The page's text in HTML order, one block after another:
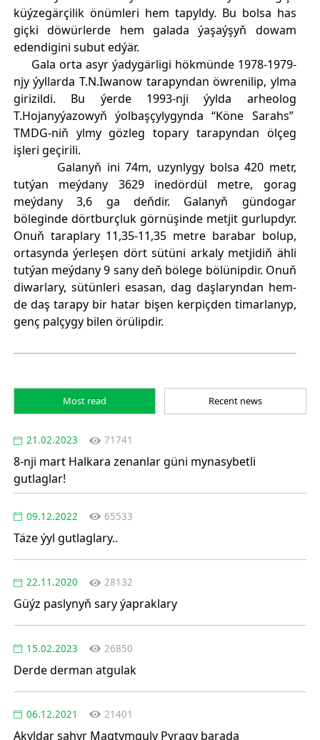
küýzegärçilik önümleri hem tapyldy. Bu bolsa has
giçki döwürlerde hem galada ýaşaýşyň dowam
edendigini subut edýär.
Gala orta asyr ýadygärligi hökmünde 1978-1979-
njy ýyllarda T.N.Iwanow tarapyndan öwrenilip, ylma
girizildi. Bu ýerde 1993-nji ýylda arheolog
T.Hojanyýazowyň ýolbaşçylygynda “Köne Sarahs”
TMDG-niň ylmy gözleg topary tarapyndan ölçeg
işleri geçirili.
Galanyň ini 74m, uzynlygy bolsa 420 metr,
tutýan meýdany 3629 inedördül metre, gorag
meýdany 3,6 ga deňdir. Galanyň gündogar
böleginde dörtburçluk görnüşinde metjit gurlupdyr.
Onuň taraplary 11,35-11,35 metre barabar bolup,
ortasynda ýerleşen dört sütüni arkaly metjidiň ähli
tutýan meýdany 9 sany deň bölege bölünipdir. Onuň
diwarlary, sütünleri esasan, dag daşlaryndan hem-
de daş tarapy bir hatar bişen kerpiçden timarlanyp,
genç palçygy bilen örülipdir.
Most read Recent news
21.02.2023 71741
8-nji mart Halkara zenanlar güni mynasybetli
gutlaglar!
09.12.2022 65533
Täze ýyl gutlaglary..
22.11.2020 28132
Güýz paslynyň sary ýapraklary
15.02.2023 26850
Derde derman atgulak
06.12.2021 21401
Akyldar şahyr Magtymguly Pyragy barada